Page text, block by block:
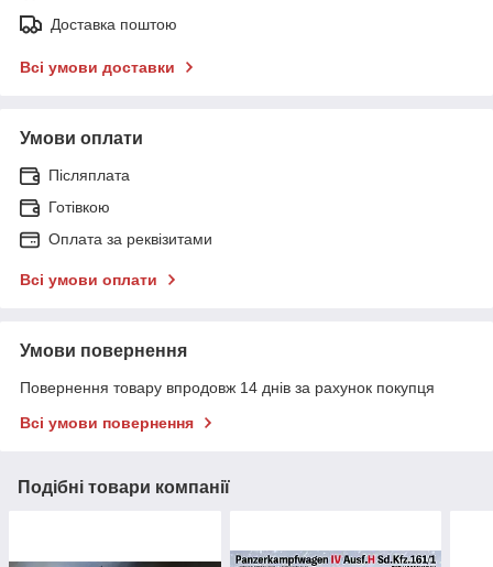
Доставка поштою
Всі умови доставки
Умови оплати
Післяплата
Готівкою
Оплата за реквізитами
Всі умови оплати
Умови повернення
Повернення товару впродовж 14 днів за рахунок покупця
Всі умови повернення
Подібні товари компанії